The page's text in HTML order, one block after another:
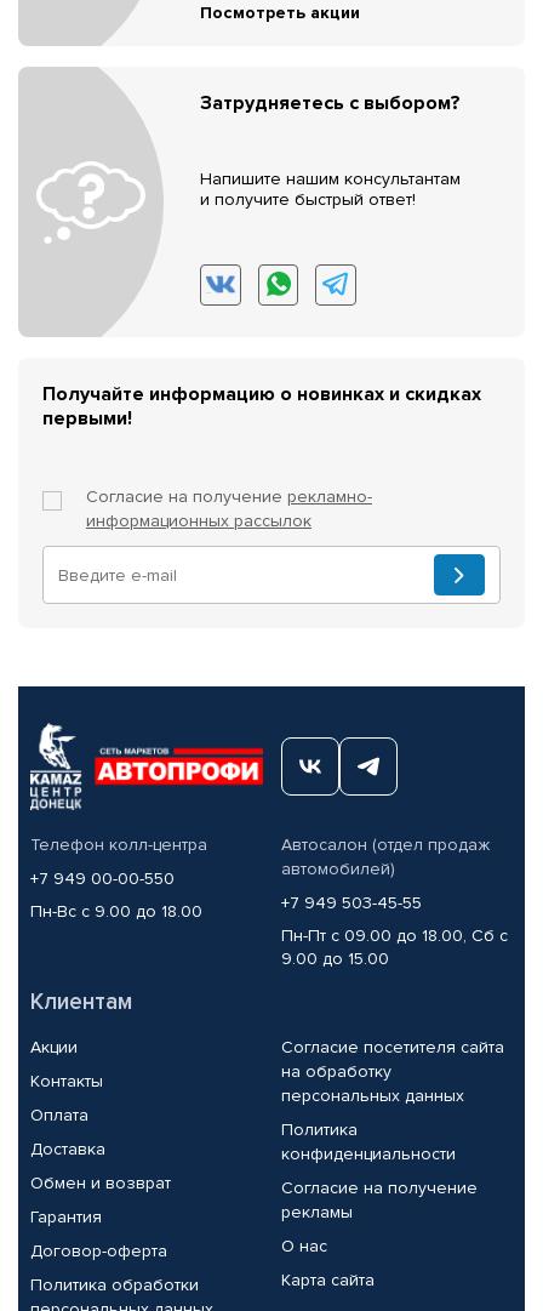
Посмотреть акции
Затрудняетесь с выбором?
Напишите нашим консультантам
и получите быстрый ответ!
Получайте информацию о новинках и скидках
первыми!
Согласие на получение рекламно-
информационных рассылок
Телефон колл-центра
+7 949 00-00-550
Пн-Вс с 9.00 до 18.00
Автосалон (отдел продаж
автомобилей)
+7 949 503-45-55
Пн-Пт с 09.00 до 18.00, Сб с
9.00 до 15.00
Клиентам
Акции
Контакты
Оплата
Доставка
Обмен и возврат
Гарантия
Договор-оферта
Политика обработки
Согласие посетителя сайта
на обработку
персональных данных
Политика
конфиденциальности
Согласие на получение
рекламы
О нас
Карта сайта